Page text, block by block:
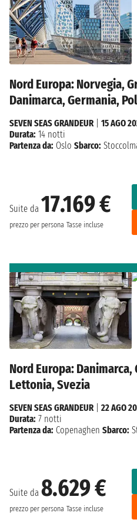
Nord Europa: Norvegia,
Danimarca, Germania,
Suite da 17.169 €
prezzo per persona Tasse incluse
SEVEN SEAS GRANDEUR| 15 AGO
Durata: 14 notti
Partenza da: Oslo Sbarco:
Nord Europa:
Lettonia, Svezia
Suite da 8.629 €
prezzo per persona Tasse incluse
SEVEN SEAS GRANDEUR| 22 AGO
Durata: 7 notti
Partenza da: Copenaghen Sbarco: